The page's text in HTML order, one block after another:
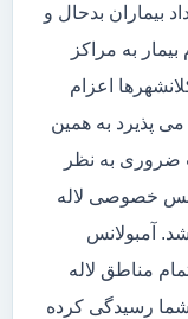
بیماران بدحال و
به مراکز
اعزام
پذیرد به همین
ضروری به نظر
خصوصی لاله
آمبولانس
مناطق لاله
شما رسیدگی کرده